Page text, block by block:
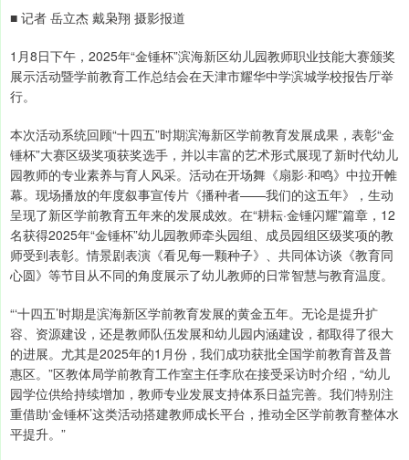
■ 记者 岳立杰 戴枭翔 摄影报道
1月8日下午，2025年“金锤杯”滨海新区幼儿园教师职业技能大赛颁奖
展示活动暨学前教育工作总结会在天津市耀华中学滨城学校报告厅举
行。
本次活动系统回顾“十四五”时期滨海新区学前教育发展成果，表彰“金
锤杯”大赛区级奖项获奖选手，并以丰富的艺术形式展现了新时代幼儿
园教师的专业素养与育人风采。活动在开场舞《扇影·和鸣》中拉开帷
幕。现场播放的年度叙事宣传片《播种者——我们的这五年》，生动
呈现了新区学前教育五年来的发展成效。在“耕耘·金锤闪耀”篇章，12
名获得2025年“金锤杯”幼儿园教师牵头园组、成员园组区级奖项的教
师受到表彰。情景剧表演《看见每一颗种子》、共同体访谈《教育同
心圆》等节目从不同的角度展示了幼儿教师的日常智慧与教育温度。
“‘十四五’时期是滨海新区学前教育发展的黄金五年。无论是提升扩
容、资源建设，还是教师队伍发展和幼儿园内涵建设，都取得了很大
的进展。尤其是2025年的1月份，我们成功获批全国学前教育普及普
惠区。”区教体局学前教育工作室主任李欣在接受采访时介绍，“幼儿
园学位供给持续增加，教师专业发展支持体系日益完善。我们特别注
重借助‘金锤杯’这类活动搭建教师成长平台，推动全区学前教育整体水
平提升。”